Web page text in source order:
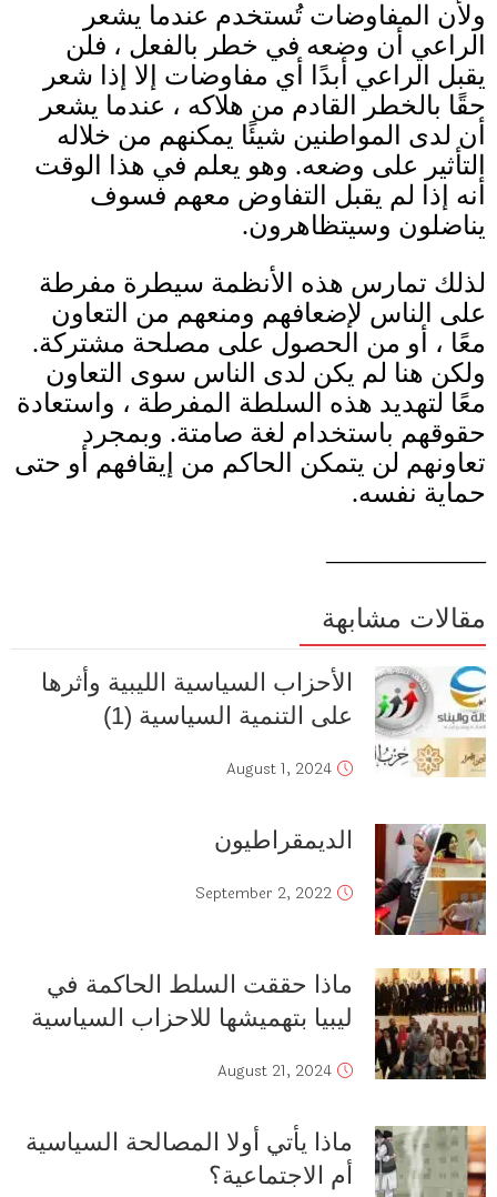
ولأن المفاوضات تُستخدم عندما يشعر
الراعي أن وضعه في خطر بالفعل ، فلن
يقبل الراعي أبدًا أي مفاوضات إلا إذا شعر
حقًا بالخطر القادم من هلاكه ، عندما يشعر
أن لدى المواطنين شيئًا يمكنهم من خلاله
التأثير على وضعه. وهو يعلم في هذا الوقت
أنه إذا لم يقبل التفاوض معهم فسوف
يناضلون وسيتظاهرون.
لذلك تمارس هذه الأنظمة سيطرة مفرطة
على الناس لإضعافهم ومنعهم من التعاون
معًا ، أو من الحصول على مصلحة مشتركة.
ولكن هنا لم يكن لدى الناس سوى التعاون
معًا لتهديد هذه السلطة المفرطة ، واستعادة
حقوقهم باستخدام لغة صامتة. وبمجرد
تعاونهم لن يتمكن الحاكم من إيقافهم أو حتى
حماية نفسه.
مقالات مشابهة
الأحزاب السياسية الليبية وأثرها
على التنمية السياسية (1)
August 1, 2024
الديمقراطيون
September 2, 2022
ماذا حققت السلط الحاكمة في
ليبيا بتهميشها للاحزاب السياسية
August 21, 2024
ماذا يأتي أولا المصالحة السياسية
أم الاجتماعية؟